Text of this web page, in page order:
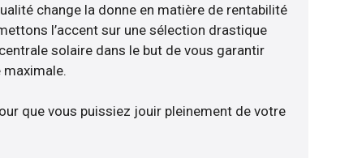
change la donne en matière de rentabilité
l’accent sur une sélection drastique
solaire dans le but de vous garantir
que vous puissiez jouir pleinement de votre